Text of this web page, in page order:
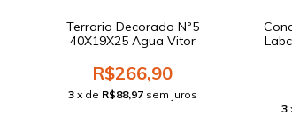
Terrario Decorado Nº5
40X19X25 Agua Vitor
R$266,90
3 x de R$88,97 sem juros
3